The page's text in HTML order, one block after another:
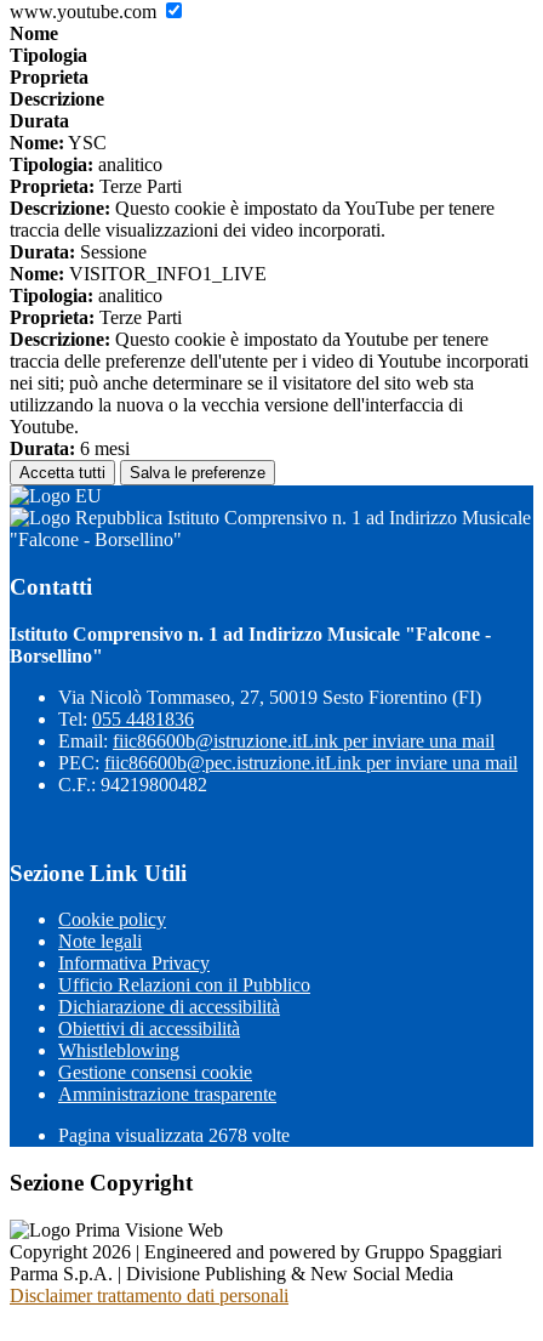
www.youtube.com
Nome
Tipologia
Proprieta
Descrizione
Durata
Nome: YSC
Tipologia: analitico
Proprieta: Terze Parti
Descrizione: Questo cookie è impostato da YouTube per tenere
traccia delle visualizzazioni dei video incorporati.
Durata: Sessione
Nome: VISITOR_INFO1_LIVE
Tipologia: analitico
Proprieta: Terze Parti
Descrizione: Questo cookie è impostato da Youtube per tenere
traccia delle preferenze dell'utente per i video di Youtube incorporati
nei siti; può anche determinare se il visitatore del sito web sta
utilizzando la nuova o la vecchia versione dell'interfaccia di
Youtube.
Durata: 6 mesi
Accetta tutti Salva le preferenze
Istituto Comprensivo n. 1 ad Indirizzo Musicale
"Falcone - Borsellino"
Contatti
Istituto Comprensivo n. 1 ad Indirizzo Musicale "Falcone -
Borsellino"
Via Nicolò Tommaseo, 27, 50019 Sesto Fiorentino (FI)
Tel: 055 4481836
Email: fiic86600b@istruzione.itLink per inviare una mail
PEC: fiic86600b@pec.istruzione.itLink per inviare una mail
C.F.: 94219800482
Sezione Link Utili
Cookie policy
Note legali
Informativa Privacy
Ufficio Relazioni con il Pubblico
Dichiarazione di accessibilità
Obiettivi di accessibilità
Whistleblowing
Gestione consensi cookie
Amministrazione trasparente
Pagina visualizzata 2678 volte
Sezione Copyright
Copyright 2026 | Engineered and powered by Gruppo Spaggiari
Parma S.p.A. | Divisione Publishing & New Social Media
Disclaimer trattamento dati personali